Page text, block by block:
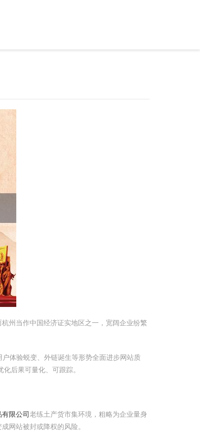
州当作中国经济证实地区之一，宽阔企业纷繁
体验蜕变、外链诞生等形势全面进步网站质
化后果可量化、可跟踪。
限公司老练土产货市集环境，粗略为企业量身
网站被封或降权的风险。